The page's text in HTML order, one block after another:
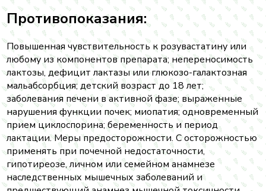
Противопоказания:
Повышенная чувствительность к розувастатину или
любому из компонентов препарата; непереносимость
лактозы, дефицит лактазы или глюкозо-галактозная
мальабсорбция; детский возраст до 18 лет;
заболевания печени в активной фазе; выраженные
нарушения функции почек; миопатия; одновременный
прием циклоспорина; беременность и период
лактации. Меры предосторожности. С осторожностью
применять при почечной недостаточности,
гипотиреозе, личном или семейном анамнезе
наследственных мышечных заболеваний и